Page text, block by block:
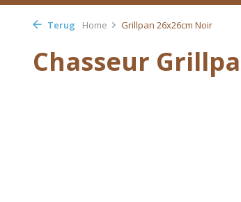
Terug Home Grillpan 26x26cm Noir
Chasseur